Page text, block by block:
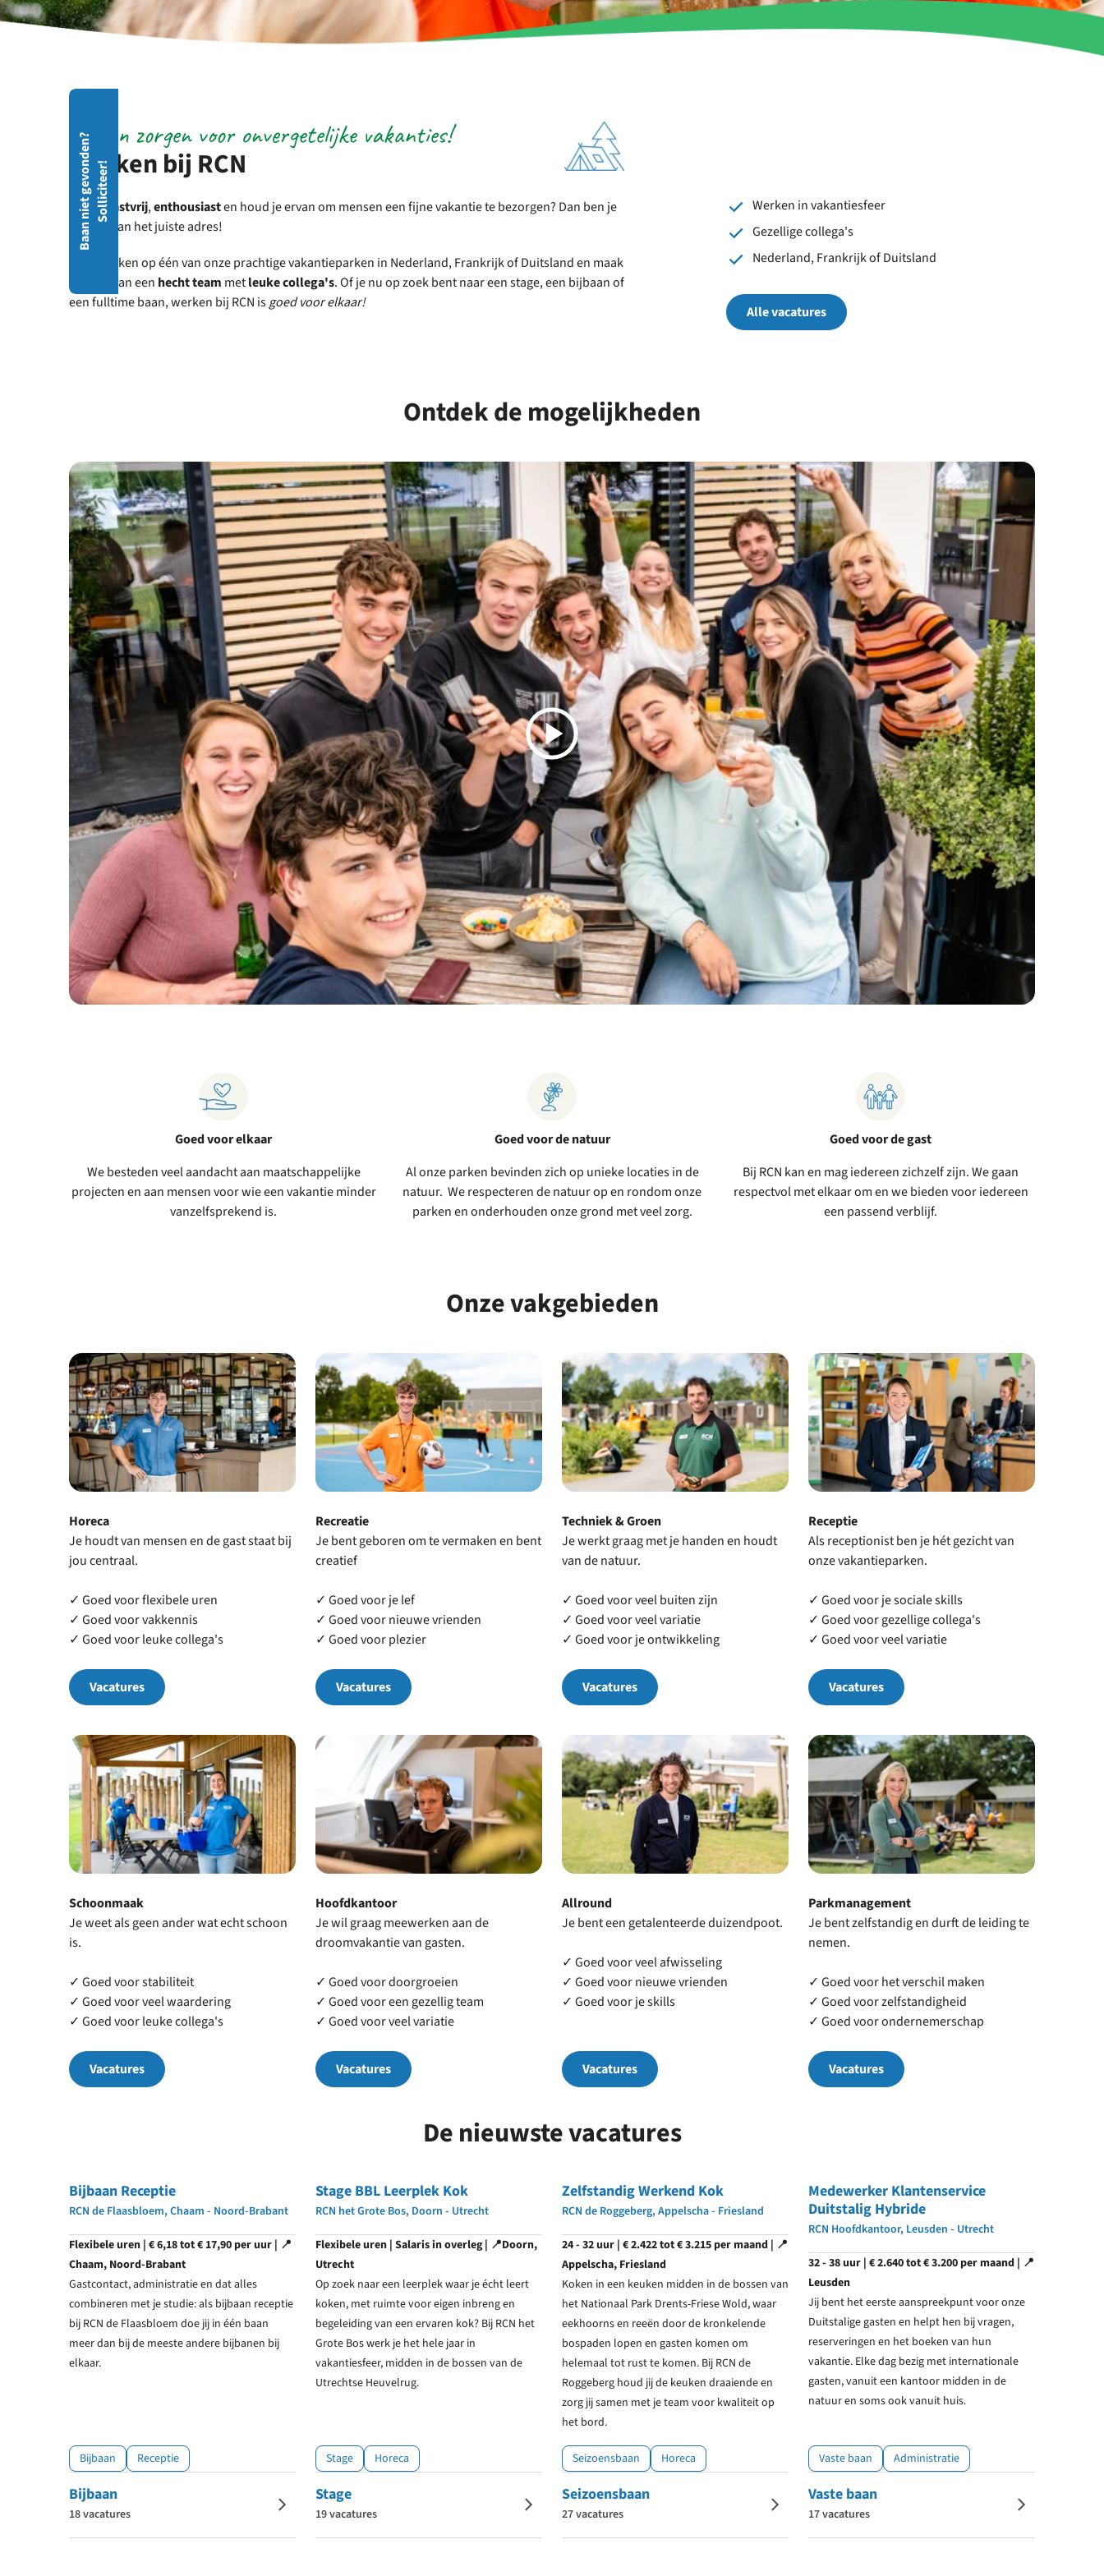
B
a
a
n
n
i
e
t
g
e
v
on
d
e
n
?
S
o
l
l
i
c
i
t
e
e
r!
Stuur ons je open sollicitatie!
versterken!
Werken bij RCN
Samen zorgen voor onvergetelijke vakanties!
Ben jegastvrij,enthousiasten houd je ervan om mensen een fijne vakantie te bezorgen? Dan ben je
bij RCN aan het juiste adres!
Kom werken op één van onze prachtige vakantieparken in Nederland, Frankrijk of Duitsland en maak
deel uit van een hecht team metleuke collega's. Of je nu op zoek bent naar een stage, een bijbaan of
een fulltime baan, werken bij RCN isgoed voor elkaar!
Werken in vakantiesfeer
Gezellige collega's
Nederland, Frankrijk of Duitsland
Alle vacatures
Ontdek de mogelijkheden
Goed voor elkaar
We besteden veel aandacht aan maatschappelijke
projecten en aan mensen voor wie een vakantie minder
vanzelfsprekend is.
Goed voor de natuur
Al onze parken bevinden zich op unieke locaties in de
natuur. We respecteren de natuur op en rondom onze
parken en onderhouden onze grond met veel zorg.
Goed voor de gast
Bij RCN kan en mag iedereen zichzelf zijn. We gaan
respectvol met elkaar om en we bieden voor iedereen
een passend verblijf.
Onze vakgebieden
Horeca
Je houdt van mensen en de gast staat bij
jou centraal.
✓ Goed voor flexibele uren
✓ Goed voor vakkennis
✓ Goed voor leuke collega's
Vacatures
Recreatie
Je bent geboren om te vermaken en bent
creatief
✓ Goed voor je lef
✓ Goed voor nieuwe vrienden
✓ Goed voor plezier
Vacatures
Techniek & Groen
Je werkt graag met je handen en houdt
van de natuur.
✓ Goed voor veel buiten zijn
✓ Goed voor veel variatie
✓ Goed voor je ontwikkeling
Vacatures
Receptie
Als receptionist ben je hét gezicht van
onze vakantieparken.
✓ Goed voor je sociale skills
✓ Goed voor gezellige collega's
✓ Goed voor veel variatie
Vacatures
Schoonmaak
Je weet als geen ander wat echt schoon
is.
✓ Goed voor stabiliteit
✓ Goed voor veel waardering
✓ Goed voor leuke collega's
Vacatures
Hoofdkantoor
Je wil graag meewerken aan de
droomvakantie van gasten.
✓ Goed voor doorgroeien
✓ Goed voor een gezellig team
✓ Goed voor veel variatie
Vacatures
Allround
Je bent een getalenteerde duizendpoot.
✓ Goed voor veel afwisseling
✓ Goed voor nieuwe vrienden
✓ Goed voor je skills
Vacatures
Parkmanagement
Je bent zelfstandig en durft de leiding te
nemen.
✓ Goed voor het verschil maken
✓ Goed voor zelfstandigheid
✓ Goed voor ondernemerschap
Vacatures
De nieuwste vacatures
Bijbaan Receptie
RCN de Flaasbloem, Chaam - Noord-Brabant
Flexibele uren | € 6,18 tot € 17,90 per uur | 📍
Chaam, Noord-Brabant
Gastcontact, administratie en dat alles
combineren met je studie: als bijbaan receptie
bij RCN de Flaasbloem doe jij in één baan
meer dan bij de meeste andere bijbanen bij
elkaar.
Bijbaan Receptie
Bijbaan
18 vacatures
Stage BBL Leerplek Kok
RCN het Grote Bos, Doorn - Utrecht
Flexibele uren | Salaris in overleg | 📍Doorn,
Utrecht
Op zoek naar een leerplek waar je écht leert
koken, met ruimte voor eigen inbreng en
begeleiding van een ervaren kok? Bij RCN het
Grote Bos werk je het hele jaar in
vakantiesfeer, midden in de bossen van de
Utrechtse Heuvelrug.
Stage Horeca
Stage
19 vacatures
Zelfstandig Werkend Kok
RCN de Roggeberg, Appelscha - Friesland
24 - 32 uur | € 2.422 tot € 3.215 per maand | 📍
Appelscha, Friesland
Koken in een keuken midden in de bossen van
het Nationaal Park Drents-Friese Wold, waar
eekhoorns en reeën door de kronkelende
bospaden lopen en gasten komen om
helemaal tot rust te komen. Bij RCN de
Roggeberg houd jij de keuken draaiende en
zorg jij samen met je team voor kwaliteit op
het bord.
Seizoensbaan Horeca
Seizoensbaan
27 vacatures
Medewerker Klantenservice
Duitstalig Hybride
RCN Hoofdkantoor, Leusden - Utrecht
32 - 38 uur | € 2.640 tot € 3.200 per maand | 📍
Leusden
Jij bent het eerste aanspreekpunt voor onze
Duitstalige gasten en helpt hen bij vragen,
reserveringen en het boeken van hun
vakantie. Elke dag bezig met internationale
gasten, vanuit een kantoor midden in de
natuur en soms ook vanuit huis.
Vaste baan Administratie
Vaste baan
17 vacatures